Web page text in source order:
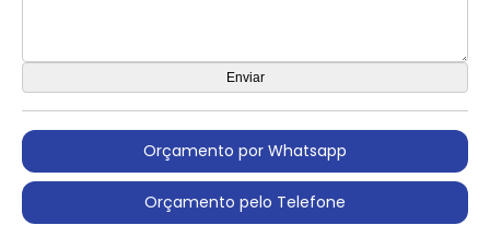
Orçamento por Whatsapp
Orçamento pelo Telefone